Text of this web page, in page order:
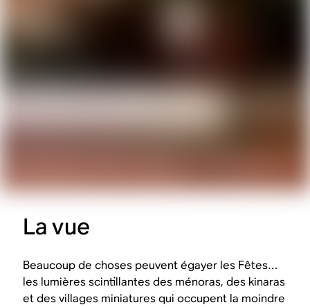
La vue
Beaucoup de choses peuvent égayer les Fêtes…
les lumières scintillantes des ménoras, des kinaras
et des villages miniatures qui occupent la moindre